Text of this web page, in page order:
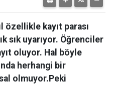
özellikle kayıt parası
sık uyarıyor. Öğrenciler
oluyor. Hal böyle
herhangi bir
olmuyor.Peki